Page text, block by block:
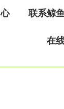
联系鲸
在